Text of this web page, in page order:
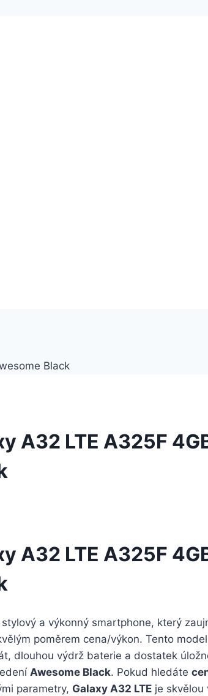
A32 LTE A325F
A32 LTE A325F
stylový a výkonný smartphone, který
poměrem cena/výkon. Tento
dlouhou výdrž baterie a dostatek
Awesome Black. Pokud hledáte
parametry, Galaxy A32 LTE je skvělou